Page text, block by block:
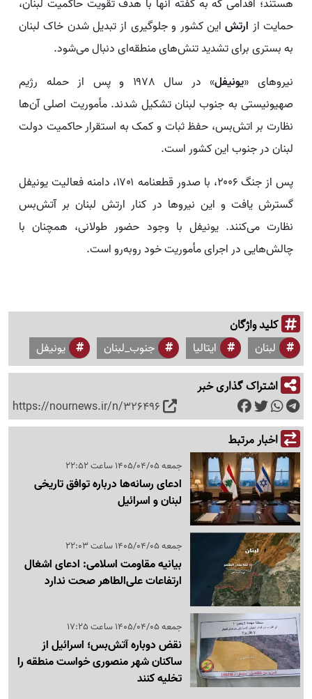
هستند؛ اقدامی که به گفته آنها با هدف تقویت حاکمیت لبنان،
حمایت از ارتش این کشور و جلوگیری از تبدیل شدن خاک لبنان
به بستری برای تشدید تنش‌های منطقه‌ای دنبال می‌شود.
نیروهای «یونیفل
» در سال ۱۹۷۸ و پس از حمله رژیم
صهیونیستی به جنوب لبنان تشکیل شدند. مأموریت اصلی آن‌ها
نظارت بر اتش‌بس، حفظ ثبات و کمک به استقرار حاکمیت دولت
لبنان در جنوب این کشور است.
پس از جنگ ۲۰۰۶، با صدور قطعنامه ۱۷۰۱، دامنه فعالیت یونیفل
گسترش یافت و این نیروها در کنار ارتش لبنان بر آتش‌بس
نظارت می‌کنند. یونیفل با وجود حضور طولانی، همچنان با
چالش‌هایی در اجرای مأموریت خود روبه‌رو است.
کلید واژگان
لبنان ایتالیا جنوب_لبنان یونیفل
اشتراک گذاری خبر
https://nournews.ir/n/326496
اخبار مرتبط
جمعه 1405/04/05 ساعت 22:52
ادعای رسانه‌ها درباره توافق تاریخی
لبنان و اسرائیل
جمعه 1405/04/05 ساعت 22:03
بیانیه مقاومت اسلامی: ادعای اشغال
ارتفاعات علی‌الطاهر صحت ندارد
جمعه 1405/04/05 ساعت 17:25
نقض دوباره آتش‌بس؛ اسرائیل از
ساکنان شهر منصوری خواست منطقه را
تخلیه کنند